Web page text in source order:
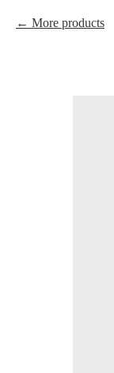
More products